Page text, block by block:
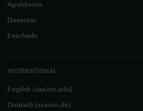
Apeldoorn
Deventer
Enschede
INTERNATIONAL
English (saxion.edu)
Deutsch (saxion.de)